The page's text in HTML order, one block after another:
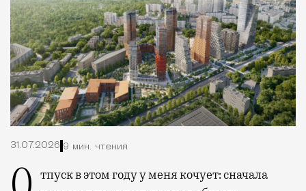
31.07.2026 9 мин. чтения